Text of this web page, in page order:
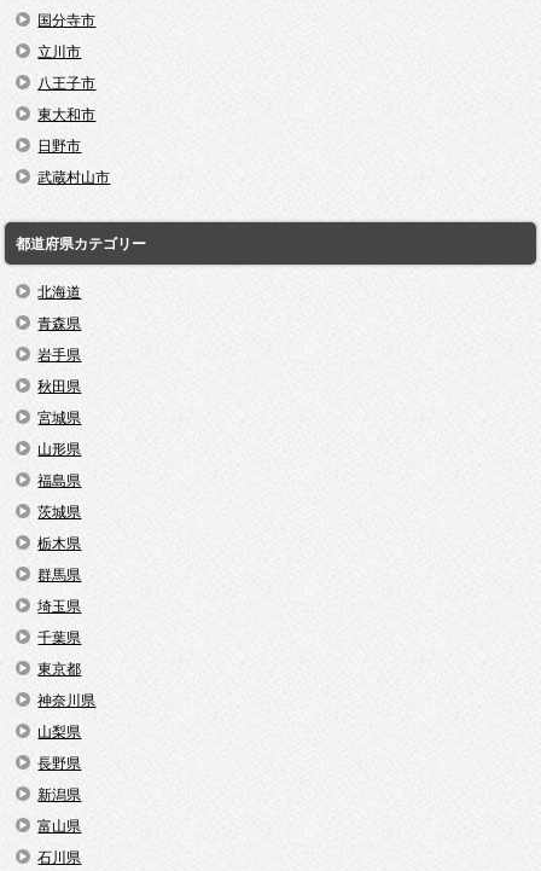
国分寺市
立川市
八王子市
東大和市
日野市
武蔵村山市
都道府県カテゴリー
北海道
青森県
岩手県
秋田県
宮城県
山形県
福島県
茨城県
栃木県
群馬県
埼玉県
千葉県
東京都
神奈川県
山梨県
長野県
新潟県
富山県
石川県